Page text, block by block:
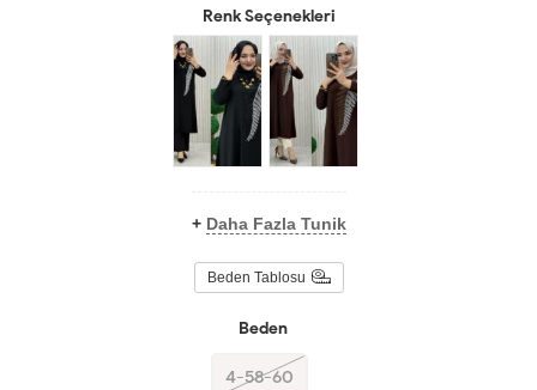
Renk Seçenekleri
+ Daha Fazla Tunik
Beden Tablosu
Beden
4-58-60